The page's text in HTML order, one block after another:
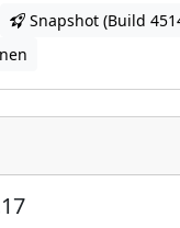
Snapshot (Build